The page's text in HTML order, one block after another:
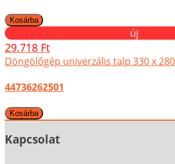
új
29.718 Ft
Döngölőgép univerzális talp 330 x
44736262501
Kapcsolat